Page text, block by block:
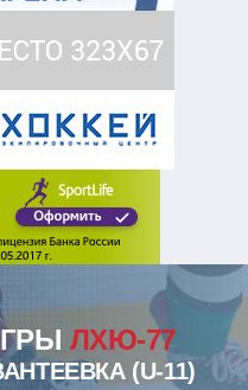
ЛХЮ-77
(U-11)